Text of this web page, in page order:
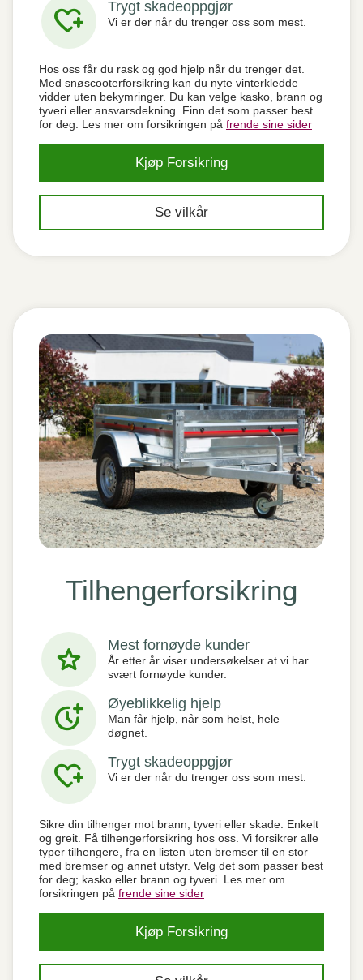
heart_plus Trygt skadeoppgjør
Vi er der når du trenger oss som mest.
Hos oss får du rask og god hjelp når du trenger det.
Med snøscooterforsikring kan du nyte vinterkledde
vidder uten bekymringer. Du kan velge kasko, brann og
tyveri eller ansvarsdekning. Finn det som passer best
for deg. Les mer om forsikringen på frende sine sider
Kjøp Forsikring
Se vilkår
Tilhengerforsikring
star Mest fornøyde kunder
År etter år viser undersøkelser at vi har
svært fornøyde kunder.
more_time Øyeblikkelig hjelp
Man får hjelp, når som helst, hele
døgnet.
heart_plus Trygt skadeoppgjør
Vi er der når du trenger oss som mest.
Sikre din tilhenger mot brann, tyveri eller skade. Enkelt
og greit. Få tilhengerforsikring hos oss. Vi forsikrer alle
typer tilhengere, fra en listen uten bremser til en stor
med bremser og annet utstyr. Velg det som passer best
for deg; kasko eller brann og tyveri. Les mer om
forsikringen på frende sine sider
Kjøp Forsikring